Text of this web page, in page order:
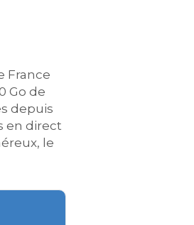
France
Go de
depuis
en direct
le